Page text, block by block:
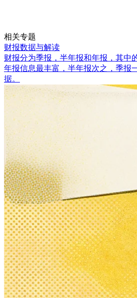
相关专题
财报数据与解读
财报分为季报，半年报和年报，其中
年报信息最丰富，半年报次之，季报
据。